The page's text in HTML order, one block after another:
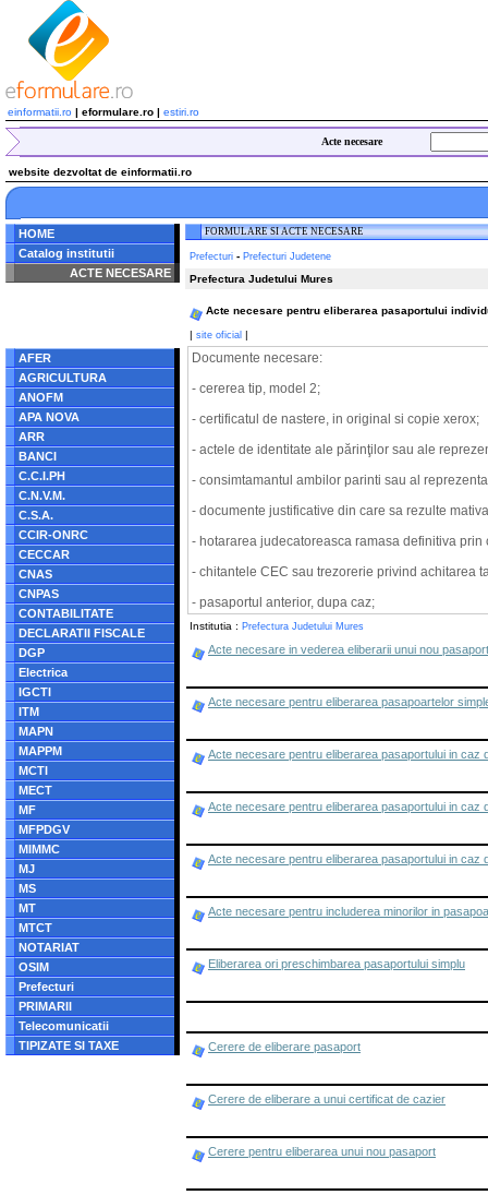
einformatii.ro | eformulare.ro | estiri.ro
Acte necesare
website dezvoltat de einformatii.ro
HOME
Catalog institutii
ACTE NECESARE
/home/eformulare.ro/public_html/navigare/stanga.php
AFER
AGRICULTURA
ANOFM
APA NOVA
ARR
BANCI
C.C.I.PH
C.N.V.M.
C.S.A.
CCIR-ONRC
CECCAR
CNAS
CNPAS
CONTABILITATE
DECLARATII FISCALE
DGP
Electrica
IGCTI
ITM
MAPN
MAPPM
MCTI
MECT
MF
MFPDGV
MIMMC
MJ
MS
MT
MTCT
NOTARIAT
OSIM
Prefecturi
PRIMARII
Telecomunicatii
TIPIZATE SI TAXE
FORMULARE SI ACTE NECESARE
Prefecturi - Prefecturi Judetene
Prefectura Judetului Mures
Acte necesare pentru eliberarea pasaportului
| site oficial |
Documente necesare:
- cererea tip, model 2;
- certificatul de nastere, in original si copie xerox;
- actele de identitate ale părinţilor sau ale
- consimtamantul ambilor parinti sau al
- documente justificative din care sa rezulte
- hotararea judecatoreasca ramasa definitiva
- chitantele CEC sau trezorerie privind achitarea
- pasaportul anterior, dupa caz;
Institutia : Prefectura Judetului Mures
Acte necesare in vederea eliberarii unui nou
Acte necesare pentru eliberarea pasapoartelor
Acte necesare pentru eliberarea pasaportului in caz
Acte necesare pentru eliberarea pasaportului in caz
Acte necesare pentru eliberarea pasaportului in caz
Acte necesare pentru includerea minorilor in
Eliberarea ori preschimbarea pasaportului simplu
Cerere de eliberare pasaport
Cerere de eliberare a unui certificat de cazier
Cerere pentru eliberarea unui nou pasaport